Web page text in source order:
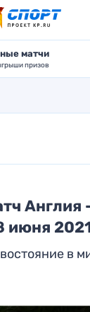
матчи
призов
Англия
июня
в